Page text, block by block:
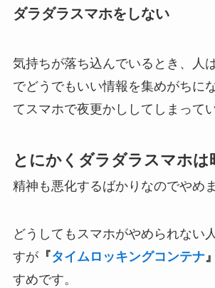
ダラダラスマホをしない
気持ちが落ち込んでいるとき、人
でどうでもいい情報を集めがちに
てスマホで夜更かししてしまって
とにかくダラダラスマホは
精神も悪化するばかりなのでやめ
どうしてもスマホがやめられない
すが『タイムロッキングコンテナ』
すめです。